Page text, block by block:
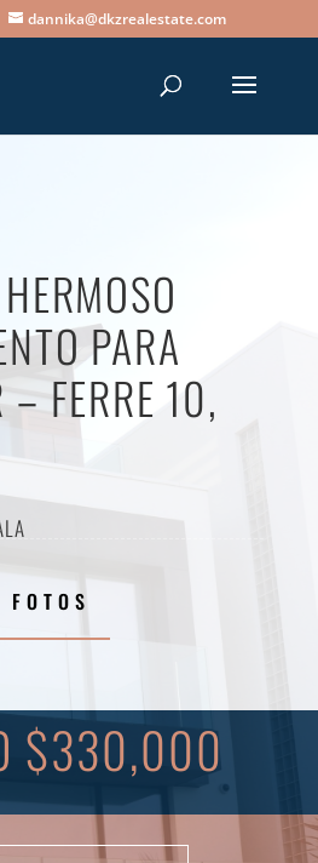
dannika@dkzrealestate.com
PARA
– FERRE 10,
$330,000